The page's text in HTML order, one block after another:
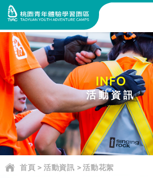
INFO
活動資訊
首頁 > 活動資訊 >活動花絮